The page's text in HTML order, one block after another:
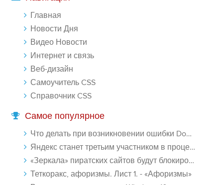
Главная
Новости Дня
Видео Новости
Интернет и связь
Веб-дизайн
Самоучитель CSS
Справочник CSS
Самое популярное
Что делать при возникновении ошибки Download interrupted в Chrome - «Windows»
Яндекс станет третьим участником в процессе ФАС против Google - «Интернет»
«Зеркала» пиратских сайтов будут блокироваться! - «Интернет»
Теткоракс, афоризмы. Лист 1. - «Афоризмы»